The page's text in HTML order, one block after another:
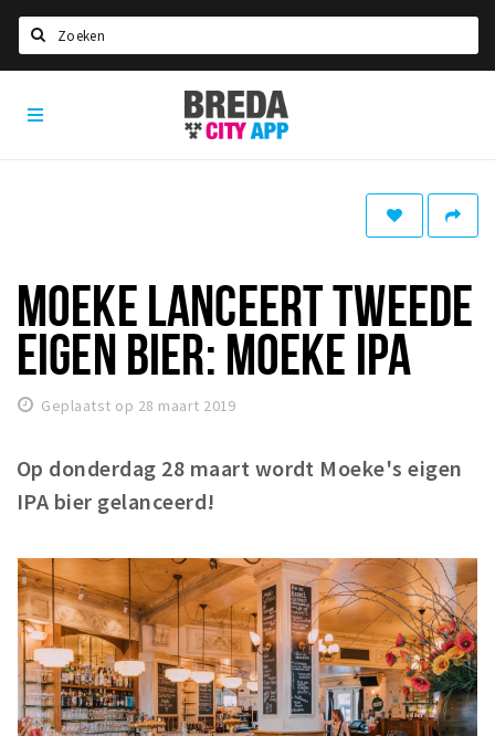
Home
Eten
Drinken
Slapen
Winkels
Parkeren
Bezienswaardigheden
Musea, theaters & podia
Uitjes & activiteiten
Toeristische routes
Breda
City
App
MOEKE LANCEERT TWEEDE
EIGEN BIER: MOEKE IPA
Geplaatst op 28 maart 2019
Op donderdag 28 maart wordt Moeke's eigen
IPA bier gelanceerd!